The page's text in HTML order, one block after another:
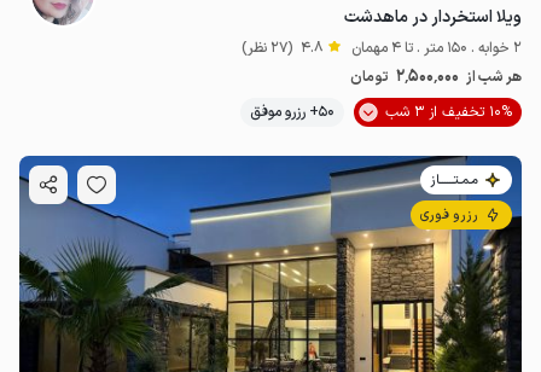
ویلا استخردار در ماهدشت
2 خوابه . 150 متر . تا 4 مهمان 4.8 (27 نظر)
هر شب از 2٬500٬000 تومان
10% تخفیف از 3 شب
50+ رزرو موفق
مـمـتــــــاز
رزرو فوری